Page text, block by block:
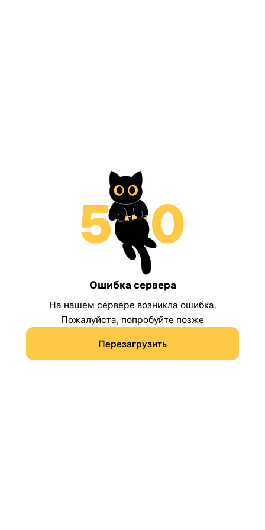
Ошибка сервера
На нашем сервере возникла ошибка.
Пожалуйста, попробуйте позже
Перезагрузить